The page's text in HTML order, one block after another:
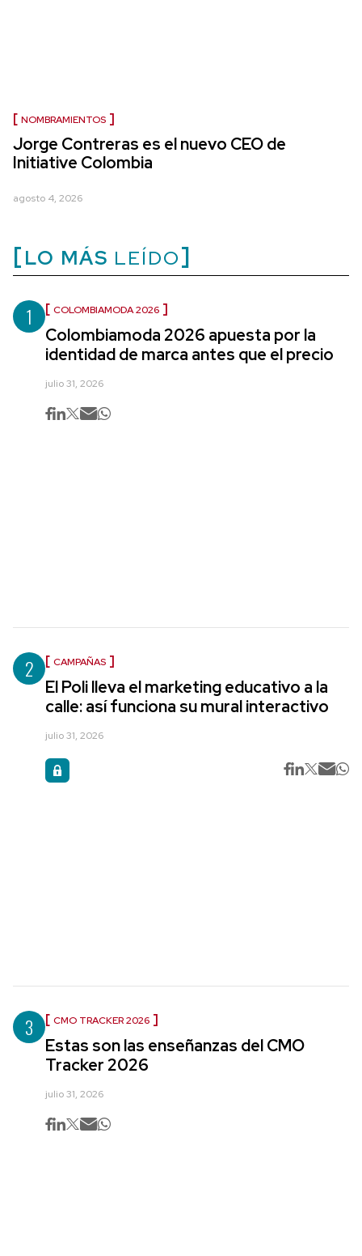
NOMBRAMIENTOS
Jorge Contreras es el nuevo CEO de
Initiative Colombia
agosto 4, 2026
LO MÁS LEÍDO
1 COLOMBIAMODA 2026
Colombiamoda 2026 apuesta por la
identidad de marca antes que el precio
julio 31, 2026
2 CAMPAÑAS
El Poli lleva el marketing educativo a la
calle: así funciona su mural interactivo
julio 31, 2026
3 CMO TRACKER 2026
Estas son las enseñanzas del CMO
Tracker 2026
julio 31, 2026